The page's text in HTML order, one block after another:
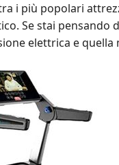
i più popolari
Se stai pensando
elettrica e